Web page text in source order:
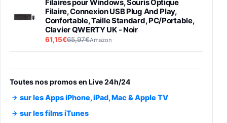
Filaires pour Windows, Souris Optique
Filaire, Connexion USB Plug And Play,
Confortable, Taille Standard, PC/Portable,
Clavier QWERTY UK - Noir
61,15€65,97€Amazon
entraénement direct 3 vitesses (33-45-78
trs/min) avec pre-ampli intégré et port USB
Smartphone SAMSUNG Galaxy S26 Ultra
Toutes nos promos en Live 24h/24
sur les Apps iPhone, iPad, Mac & Apple TV
sur les films iTunes